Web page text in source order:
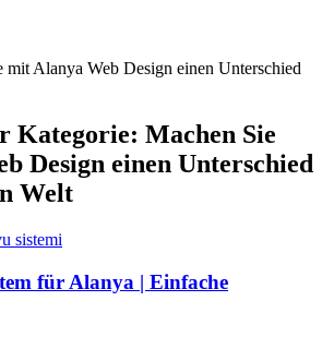
mit Alanya Web Design einen Unterschied
Kategorie: Machen Sie
Design einen Unterschied
Welt
für Alanya | Einfache